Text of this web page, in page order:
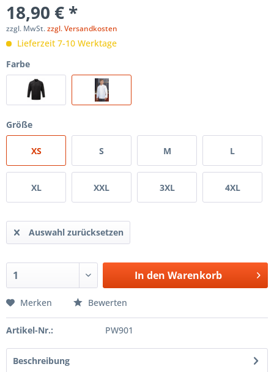
18,90 € *
zzgl. MwSt.zzgl. Versandkosten
Lieferzeit 7-10 Werktage
Farbe
Größe
XS S M L
XL XXL 3XL 4XL
Auswahl zurücksetzen
In den Warenkorb
Merken Bewerten
Artikel-Nr.: PW901
Beschreibung